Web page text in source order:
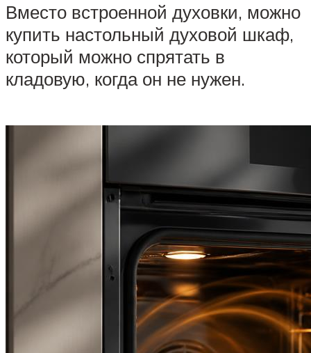
Вместо встроенной духовки, можно
купить настольный духовой шкаф,
который можно спрятать в
кладовую, когда он не нужен.